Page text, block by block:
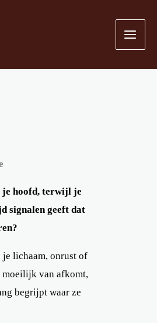
hoofd, terwijl je
signalen geeft dat
je lichaam, onrust of
moeilijk van afkomt,
begrijpt waar ze